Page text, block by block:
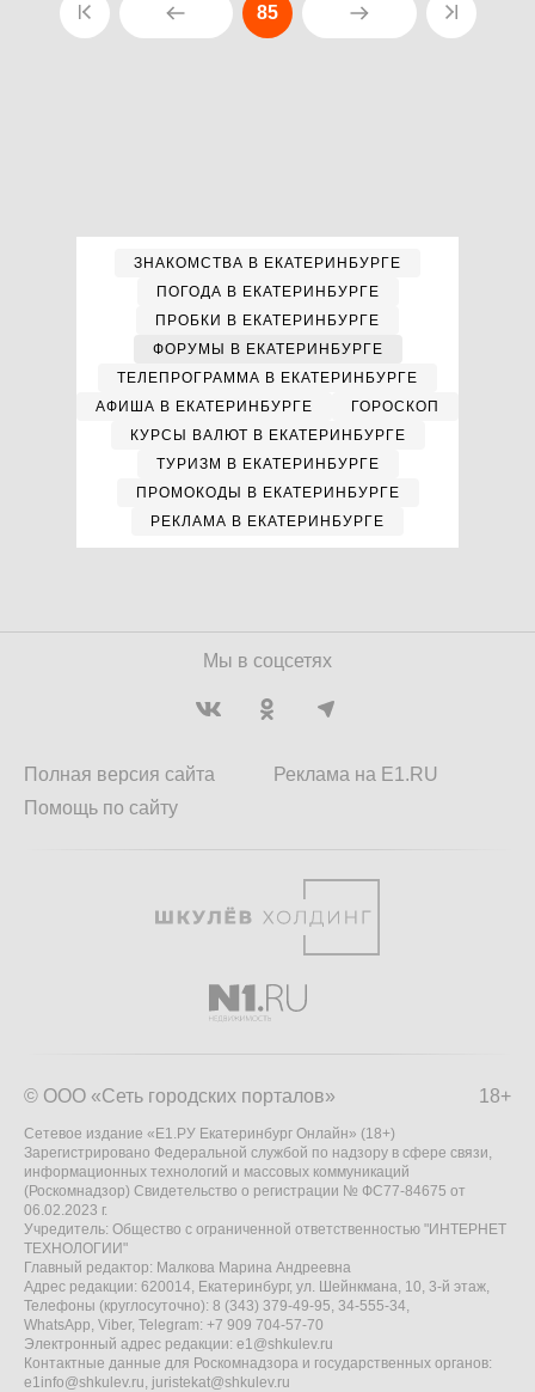
85
ЗНАКОМСТВА В ЕКАТЕРИНБУРГЕ
ПОГОДА В ЕКАТЕРИНБУРГЕ
ПРОБКИ В ЕКАТЕРИНБУРГЕ
ФОРУМЫ В ЕКАТЕРИНБУРГЕ
ТЕЛЕПРОГРАММА В ЕКАТЕРИНБУРГЕ
АФИША В ЕКАТЕРИНБУРГЕ
ГОРОСКОП
КУРСЫ ВАЛЮТ В ЕКАТЕРИНБУРГЕ
ТУРИЗМ В ЕКАТЕРИНБУРГЕ
ПРОМОКОДЫ В ЕКАТЕРИНБУРГЕ
РЕКЛАМА В ЕКАТЕРИНБУРГЕ
Мы в соцсетях
Полная версия сайта
Помощь по сайту
Реклама на E1.RU
18+
© ООО «Сеть городских порталов»
Сетевое издание «Е1.РУ Екатеринбург Онлайн» (18+)
Зарегистрировано Федеральной службой по надзору в сфере связи,
информационных технологий и массовых коммуникаций
(Роскомнадзор) Свидетельство о регистрации № ФС77-84675 от
06.02.2023 г.
Учредитель: Общество с ограниченной ответственностью "ИНТЕРНЕТ
ТЕХНОЛОГИИ"
Главный редактор: Малкова Марина Андреевна
Адрес редакции: 620014, Екатеринбург, ул. Шейнкмана, 10, 3-й этаж,
Телефоны (круглосуточно): 8 (343) 379-49-95, 34-555-34,
WhatsApp, Viber, Telegram: +7 909 704-57-70
Электронный адрес редакции: e1@shkulev.ru
Контактные данные для Роскомнадзора и государственных органов:
e1info@shkulev.ru, juristekat@shkulev.ru